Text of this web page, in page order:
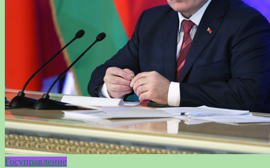
Госуправление